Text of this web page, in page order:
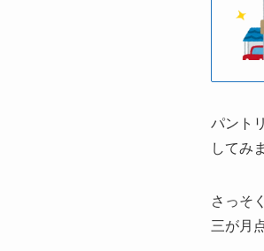
パント
してみ
さっそ
三が月